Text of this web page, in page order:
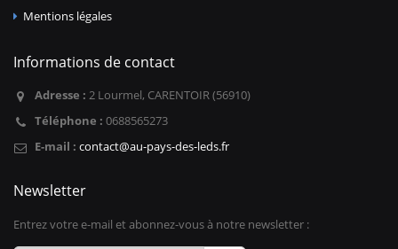
Mentions légales
Informations de contact
Adresse : 2 Lourmel, CARENTOIR (56910)
Téléphone : 0688565273
E-mail : contact@au-pays-des-leds.fr
Newsletter
Entrez votre e-mail et abonnez-vous à notre newsletter :